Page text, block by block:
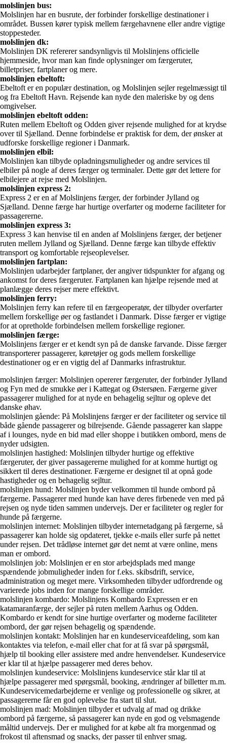
molslinjen bus:
Molslinjen har en busrute, der forbinder forskellige destinationer i
området. Bussen kører typisk mellem færgehavnene eller andre vigtige
stoppesteder.
molslinjen dk:
Molslinjen DK refererer sandsynligvis til Molslinjens officielle
hjemmeside, hvor man kan finde oplysninger om færgeruter,
billetpriser, fartplaner og mere.
molslinjen ebeltoft:
Ebeltoft er en populær destination, og Molslinjen sejler regelmæssigt til
og fra Ebeltoft Havn. Rejsende kan nyde den maleriske by og dens
omgivelser.
molslinjen ebeltoft odden:
Ruten mellem Ebeltoft og Odden giver rejsende mulighed for at krydse
over til Sjælland. Denne forbindelse er praktisk for dem, der ønsker at
udforske forskellige regioner i Danmark.
molslinjen elbil:
Molslinjen kan tilbyde opladningsmuligheder og andre services til
elbiler på nogle af deres færger og terminaler. Dette gør det lettere for
elbilejere at rejse med Molslinjen.
molslinjen express 2:
Express 2 er en af Molslinjens færger, der forbinder Jylland og
Sjælland. Denne færge har hurtige overfarter og moderne faciliteter for
passagererne.
molslinjen express 3:
Express 3 kan henvise til en anden af Molslinjens færger, der betjener
ruten mellem Jylland og Sjælland. Denne færge kan tilbyde effektiv
transport og komfortable rejseoplevelser.
molslinjen fartplan:
Molslinjen udarbejder fartplaner, der angiver tidspunkter for afgang og
ankomst for deres færgeruter. Fartplanen kan hjælpe rejsende med at
planlægge deres rejser mere effektivt.
molslinjen ferry:
Molslinjen ferry kan refere til en færgeoperatør, der tilbyder overfarter
mellem forskellige øer og fastlandet i Danmark. Disse færger er vigtige
for at opretholde forbindelsen mellem forskellige regioner.
molslinjen færge:
Molslinjens færger er et kendt syn på de danske farvande. Disse færger
transporterer passagerer, køretøjer og gods mellem forskellige
destinationer og er en vigtig del af Danmarks infrastruktur.
molslinjen færger: Molslinjen opererer færgeruter, der forbinder Jylland
og Fyn med de smukke øer i Kattegat og Østersøen. Færgerne giver
passagerer mulighed for at nyde en behagelig sejltur og opleve det
danske øhav.
molslinjen gående: På Molslinjens færger er der faciliteter og service til
både gående passagerer og bilrejsende. Gående passagerer kan slappe
af i lounges, nyde en bid mad eller shoppe i butikken ombord, mens de
nyder udsigten.
molslinjen hastighed: Molslinjen tilbyder hurtige og effektive
færgeruter, der giver passagererne mulighed for at komme hurtigt og
sikkert til deres destinationer. Færgerne er designet til at opnå gode
hastigheder og en behagelig sejltur.
molslinjen hund: Molslinjen byder velkommen til hunde ombord på
færgerne. Passagerer med hunde kan have deres firbenede ven med på
rejsen og nyde tiden sammen undervejs. Der er faciliteter og regler for
hunde på færgerne.
molslinjen internet: Molslinjen tilbyder internetadgang på færgerne, så
passagerer kan holde sig opdateret, tjekke e-mails eller surfe på nettet
under rejsen. Det trådløse internet gør det nemt at være online, mens
man er ombord.
molslinjen job: Molslinjen er en stor arbejdsplads med mange
spændende jobmuligheder inden for f.eks. skibsdrift, service,
administration og meget mere. Virksomheden tilbyder udfordrende og
varierede jobs inden for mange forskellige områder.
molslinjen kombardo: Molslinjens Kombardo Expressen er en
katamaranfærge, der sejler på ruten mellem Aarhus og Odden.
Kombardo er kendt for sine hurtige overfarter og moderne faciliteter
ombord, der gør rejsen behagelig og spændende.
molslinjen kontakt: Molslinjen har en kundeserviceafdeling, som kan
kontaktes via telefon, e-mail eller chat for at få svar på spørgsmål,
hjælp til booking eller assistere med andre henvendelser. Kundeservice
er klar til at hjælpe passagerer med deres behov.
molslinjen kundeservice: Molslinjens kundeservice står klar til at
hjælpe passagerer med spørgsmål, booking, ændringer af billetter m.m.
Kundeservicemedarbejderne er venlige og professionelle og sikrer, at
passagererne får en god oplevelse fra start til slut.
molslinjen mad: Molslinjen tilbyder et udvalg af mad og drikke
ombord på færgerne, så passagerer kan nyde en god og velsmagende
måltid undervejs. Der er mulighed for at købe alt fra morgenmad og
frokost til aftensmad og snacks, der passer til enhver smag.